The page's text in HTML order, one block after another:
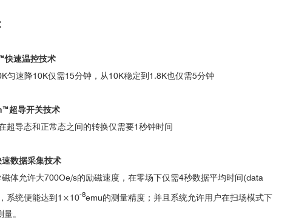
快速温控技术
速降10K仅需15分钟，从10K稳定到1.8K也仅需5分钟
超导开关技术
导态和正常态之间的转换仅需要1秒钟时间
数据采集技术
允许大700Oe/s的励磁速度，在零场下仅需4秒数据平均时间(data
系统便能达到1×10-8emu的测量精度；并且系统允许用户在扫场模式下
。